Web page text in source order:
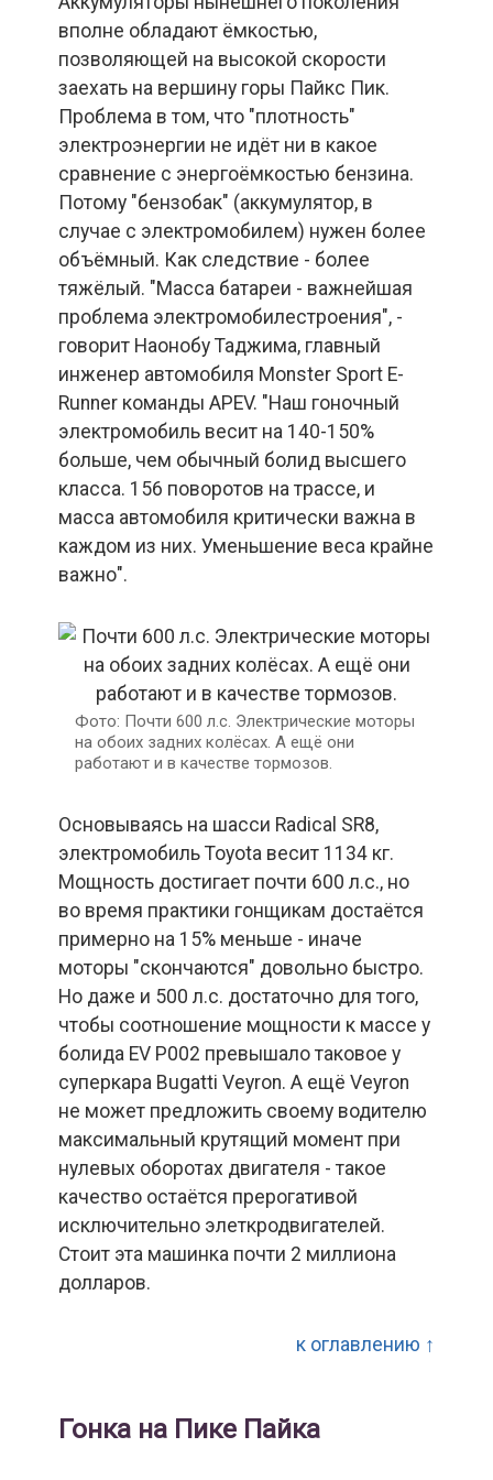
вполне обладают ёмкостью,
позволяющей на высокой скорости
заехать на вершину горы Пайкс Пик.
Проблема в том, что "плотность"
электроэнергии не идёт ни в какое
сравнение с энергоёмкостью бензина.
Потому "бензобак" (аккумулятор, в
случае с электромобилем) нужен более
объёмный. Как следствие - более
тяжёлый. "Масса батареи - важнейшая
проблема электромобилестроения", -
говорит Наонобу Таджима, главный
инженер автомобиля Monster Sport E-
Runner команды APEV. "Наш гоночный
электромобиль весит на 140-150%
больше, чем обычный болид высшего
класса. 156 поворотов на трассе, и
масса автомобиля критически важна в
каждом из них. Уменьшение веса крайне
важно".
Почти 600 л.с. Электрические моторы
на обоих задних колёсах. А ещё они
работают и в качестве тормозов.
Основываясь на шасси Radical SR8,
электромобиль Toyota весит 1134 кг.
Мощность достигает почти 600 л.с., но
во время практики гонщикам достаётся
примерно на 15% меньше - иначе
моторы "скончаются" довольно быстро.
Но даже и 500 л.с. достаточно для того,
чтобы соотношение мощности к массе у
болида EV P002 превышало таковое у
суперкара Bugatti Veyron. А ещё Veyron
не может предложить своему водителю
максимальный крутящий момент при
нулевых оборотах двигателя - такое
качество остаётся прерогативой
исключительно элеткродвигателей.
Стоит эта машинка почти 2 миллиона
долларов.
к оглавлению ↑
Гонка на Пике Пайка